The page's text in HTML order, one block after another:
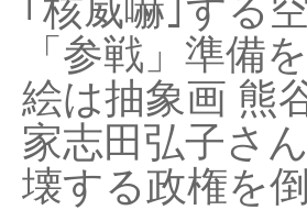
｢核威嚇｣する
「参戦」準備
絵は抽象画 熊
家志田弘子さ
壊する政権を